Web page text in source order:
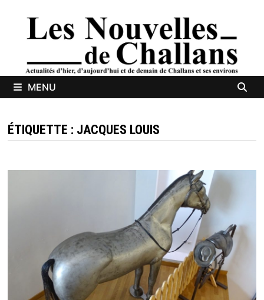
MENU
ÉTIQUETTE : JACQUES LOUIS